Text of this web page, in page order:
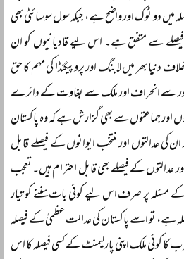
میں دو ٹوک اور واضح ہے، جبکہ سول سوسائٹی بھی
سے متفق ہے۔ اس لیے قادیانیوں کو ان
دنیا بھر میں لابنگ اور پروپیگنڈا کی مہم کا حق
سے انحراف اور ملک سے بغاوت کے دائرے
اور جماعتوں سے بھی گزارش ہے کہ وہ پاکستان
کی عدالتوں اور منتخب ایوانوں کے فیصلے قابل
عدالتوں کے فیصلے بھی قابل احترام ہیں۔ تعجب
مسئلہ پر صرف اس لیے کوئی بات سننے کو تیار
ہے، تو اسے پاکستان کی عدالت عظمیٰ کے فیصلہ
کا کوئی ملک اپنی پارلیمنٹ کے کسی فیصلہ کا اس